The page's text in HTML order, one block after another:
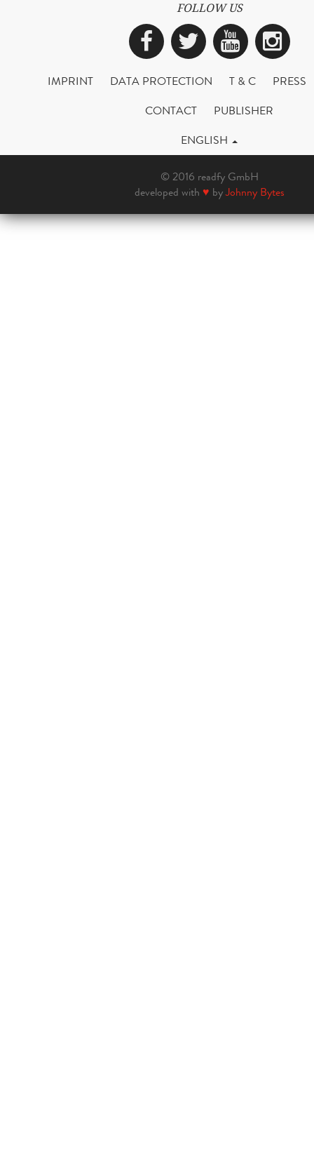
FOLLOW US
Facebook
Twitter
IMPRINT DATA PROTECTION T & C
PRESS
CONTACT
PUBLISHER
ENGLISH
© 2016 readfy GmbH
developed with ♥ byJohnny Bytes